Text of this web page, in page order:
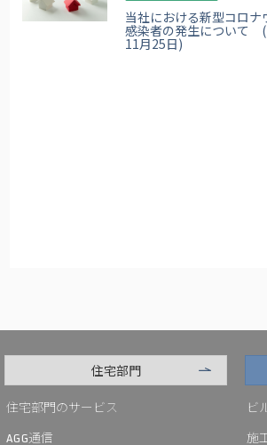
当社における新型コロナ
感染者の発生について
11月25日)
住宅部門
住宅部門のサービス
AGG通信
ビ
施